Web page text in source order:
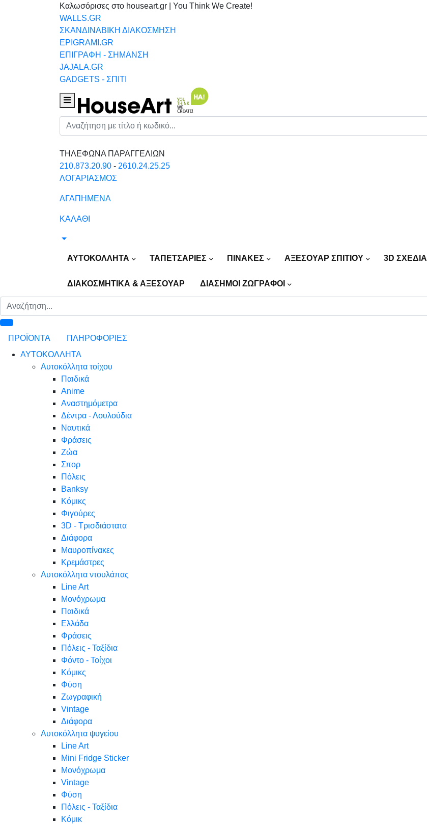
Καλωσόρισες στο houseart.gr | You Think We Create!
WALLS.GR
ΣΚΑΝΔΙΝΑΒΙΚΗ ΔΙΑΚΟΣΜΗΣΗ
EPIGRAMI.GR
ΕΠΙΓΡΑΦΗ - ΣΗΜΑΝΣΗ
JAJALA.GR
GADGETS - ΣΠΙΤΙ
Houseart Menu
Αναζήτηση
ΤΗΛΕΦΩΝΑ ΠΑΡΑΓΓΕΛΙΩΝ
210.873.20.90 - 2610.24.25.25
ΛΟΓΑΡΙΑΣΜΟΣ
ΑΓΑΠΗΜΕΝΑ
ΚΑΛΑΘΙ
ΑΥΤΟΚΟΛΛΗΤΑ ΤΑΠΕΤΣΑΡΙΕΣ ΠΙΝΑΚΕΣ ΑΞΕΣΟΥΑΡ ΣΠΙΤΙΟΥ 3D ΣΧΕΔΙΑ
ΔΙΑΚΟΣΜΗΤΙΚΑ & ΑΞΕΣΟΥΑΡ ΔΙΑΣΗΜΟΙ ΖΩΓΡΑΦΟΙ
ΠΡΟΪΟΝΤΑ
ΠΛΗΡΟΦΟΡΙΕΣ
ΑΥΤΟΚΟΛΛΗΤΑ
Αυτοκόλλητα τοίχου
Παιδικά
Anime
Αναστημόμετρα
Δέντρα - Λουλούδια
Ναυτικά
Φράσεις
Ζώα
Σπορ
Πόλεις
Banksy
Κόμικς
Φιγούρες
3D - Τρισδιάστατα
Διάφορα
Μαυροπίνακες
Κρεμάστρες
Αυτοκόλλητα ντουλάπας
Line Art
Μονόχρωμα
Παιδικά
Ελλάδα
Φράσεις
Πόλεις - Ταξίδια
Φόντο - Τοίχοι
Κόμικς
Φύση
Ζωγραφική
Vintage
Διάφορα
Αυτοκόλλητα ψυγείου
Line Art
Mini Fridge Sticker
Μονόχρωμα
Vintage
Φύση
Πόλεις - Ταξίδια
Κόμικ